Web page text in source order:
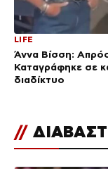
LIFE
Άννα Βίσση:
Καταγράφηκε σε
διαδίκτυο
//